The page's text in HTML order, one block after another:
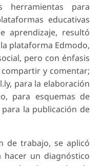
para
educativas
aprendizaje, resultó
plataforma Edmodo,
pero con énfasis
y comentar;
para la elaboración
para esquemas de
la publicación de
de trabajo, se aplicó
hacer un diagnóstico